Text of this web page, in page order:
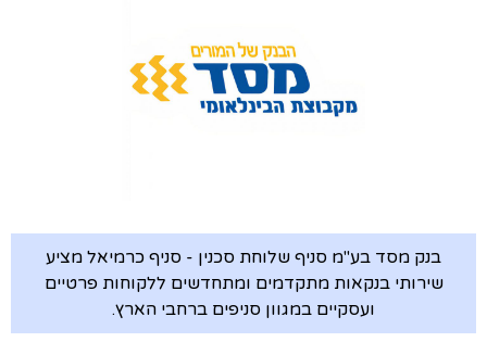
בנק מסד בע"מ סניף שלוחת סכנין - סניף כרמיאל מציע
שירותי בנקאות מתקדמים ומתחדשים ללקוחות פרטיים
ועסקיים במגוון סניפים ברחבי הארץ.